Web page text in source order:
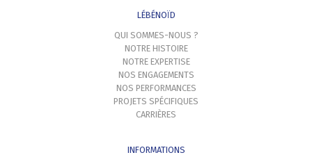
LÉBÉNOÏD
QUI SOMMES-NOUS ?
NOTRE HISTOIRE
NOTRE EXPERTISE
NOS ENGAGEMENTS
NOS PERFORMANCES
PROJETS SPÉCIFIQUES
CARRIÈRES
INFORMATIONS